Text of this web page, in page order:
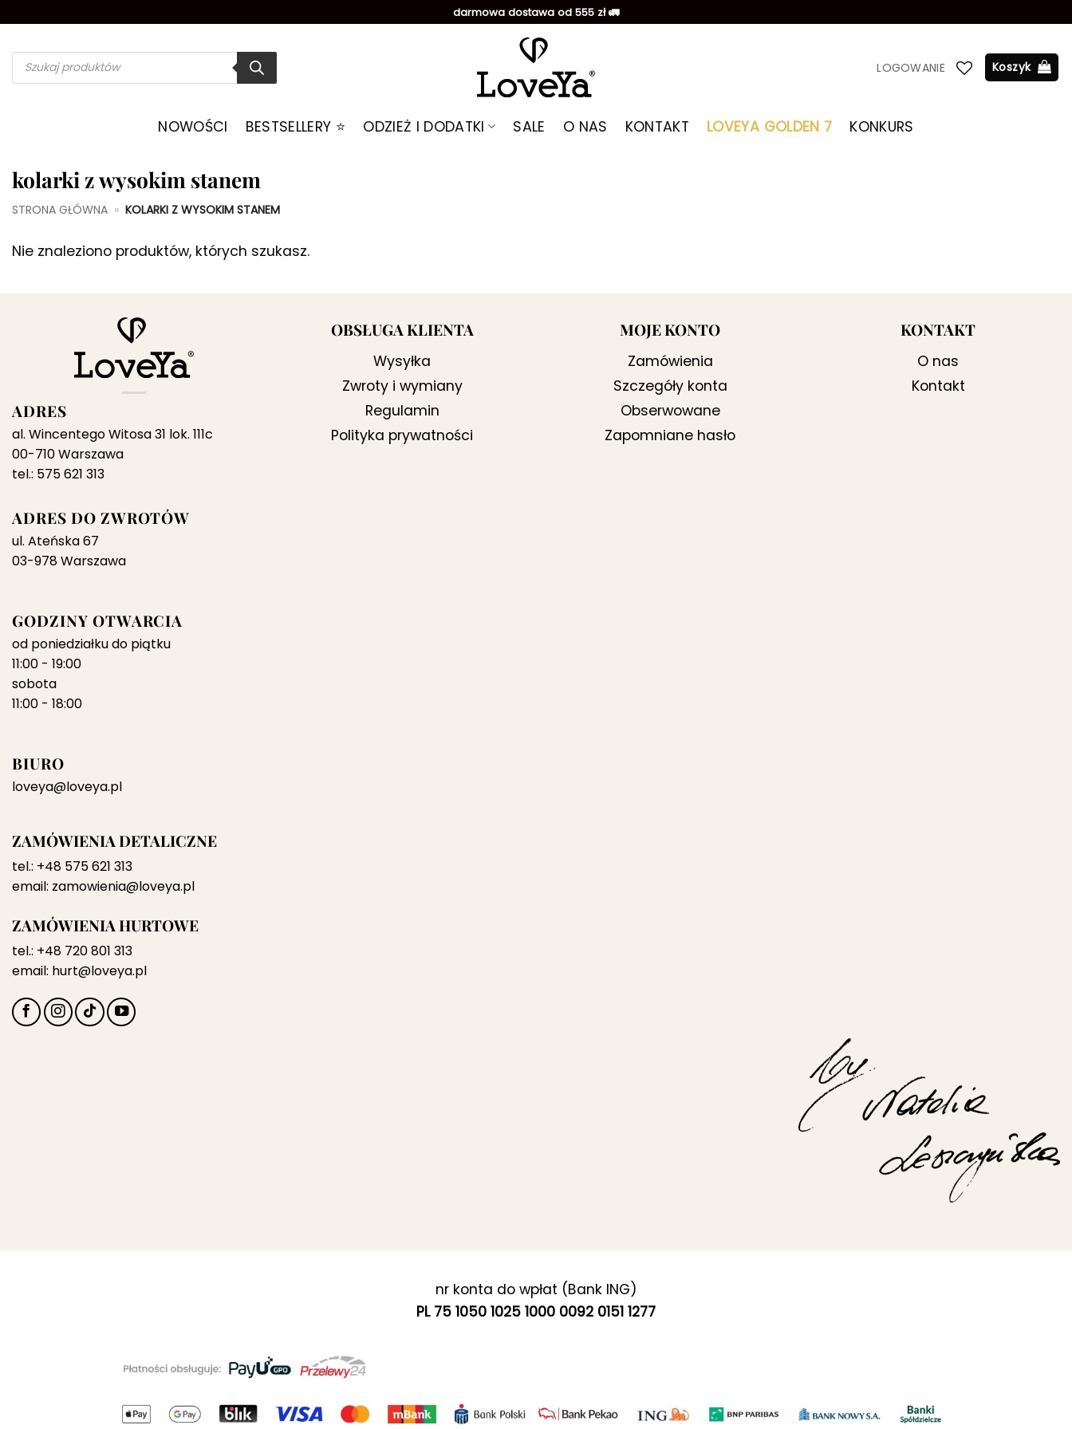
zawartości
darmowa dostawa od 555 zł 🚛
Wyszukiwarka
produktów LOGOWANIE Koszyk
NOWOŚCI BESTSELLERY ⭐️ ODZIEŻ I DODATKI SALE O NAS KONTAKT LOVEYA GOLDEN 7 KONKURS
kolarki z wysokim stanem
STRONA GŁÓWNA » KOLARKI Z WYSOKIM STANEM
Nie znaleziono produktów, których szukasz.
ADRES
al. Wincentego Witosa 31 lok. 111c
00-710 Warszawa
tel.: 575 621 313
ADRES DO ZWROTÓW
ul. Ateńska 67
03-978 Warszawa
GODZINY OTWARCIA
od poniedziałku do piątku
11:00 - 19:00
sobota
11:00 - 18:00
BIURO
loveya@loveya.pl
ZAMÓWIENIA DETALICZNE
tel.: +48 575 621 313
email: zamowienia@loveya.pl
ZAMÓWIENIA HURTOWE
tel.: +48 720 801 313
email: hurt@loveya.pl
OBSŁUGA KLIENTA
Wysyłka
Zwroty i wymiany
Regulamin
Polityka prywatności
MOJE KONTO
Zamówienia
Szczegóły konta
Obserwowane
Zapomniane hasło
KONTAKT
O nas
Kontakt
nr konta do wpłat (Bank ING)
PL 75 1050 1025 1000 0092 0151 1277